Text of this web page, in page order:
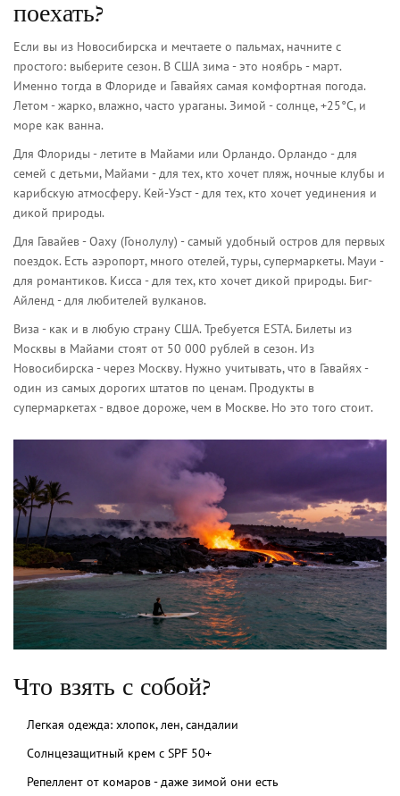
поехать?
Если вы из Новосибирска и мечтаете о пальмах, начните с
простого: выберите сезон. В США зима - это ноябрь - март.
Именно тогда в Флориде и Гавайях самая комфортная погода.
Летом - жарко, влажно, часто ураганы. Зимой - солнце, +25°C, и
море как ванна.
Для Флориды - летите в Майами или Орландо. Орландо - для
семей с детьми, Майами - для тех, кто хочет пляж, ночные клубы и
карибскую атмосферу. Кей-Уэст - для тех, кто хочет уединения и
дикой природы.
Для Гавайев - Оаху (Гонолулу) - самый удобный остров для первых
поездок. Есть аэропорт, много отелей, туры, супермаркеты. Мауи -
для романтиков. Кисса - для тех, кто хочет дикой природы. Биг-
Айленд - для любителей вулканов.
Виза - как и в любую страну США. Требуется ESTA. Билеты из
Москвы в Майами стоят от 50 000 рублей в сезон. Из
Новосибирска - через Москву. Нужно учитывать, что в Гавайях -
один из самых дорогих штатов по ценам. Продукты в
супермаркетах - вдвое дороже, чем в Москве. Но это того стоит.
Что взять с собой?
Легкая одежда: хлопок, лен, сандалии
Солнцезащитный крем с SPF 50+
Репеллент от комаров - даже зимой они есть